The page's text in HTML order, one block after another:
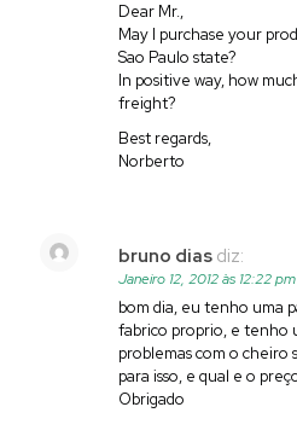
Dear Mr.,
May I purchase your
Sao Paulo state?
In positive way, how
freight?
Best regards,
Norberto
bruno dias diz:
Janeiro 12, 2012 às 12:22 pm
bom dia, eu tenho uma
fabrico proprio, e tenho
problemas com o cheiro
para isso, e qual e o
Obrigado